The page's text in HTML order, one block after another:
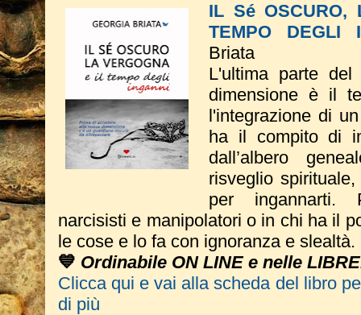
IL Sé OSCURO,
TEMPO DEGLI
Briata
L'ultima parte del
dimensione è il
l'integrazione di
ha il compito di
dall’albero
risveglio
per ingannarti.
narcisisti e manipolatori o in chi ha il
le cose e lo fa con ignoranza e slealtà.
💙 Ordinabile ON LINE e nelle
Clicca qui e vai alla scheda del libro
di più